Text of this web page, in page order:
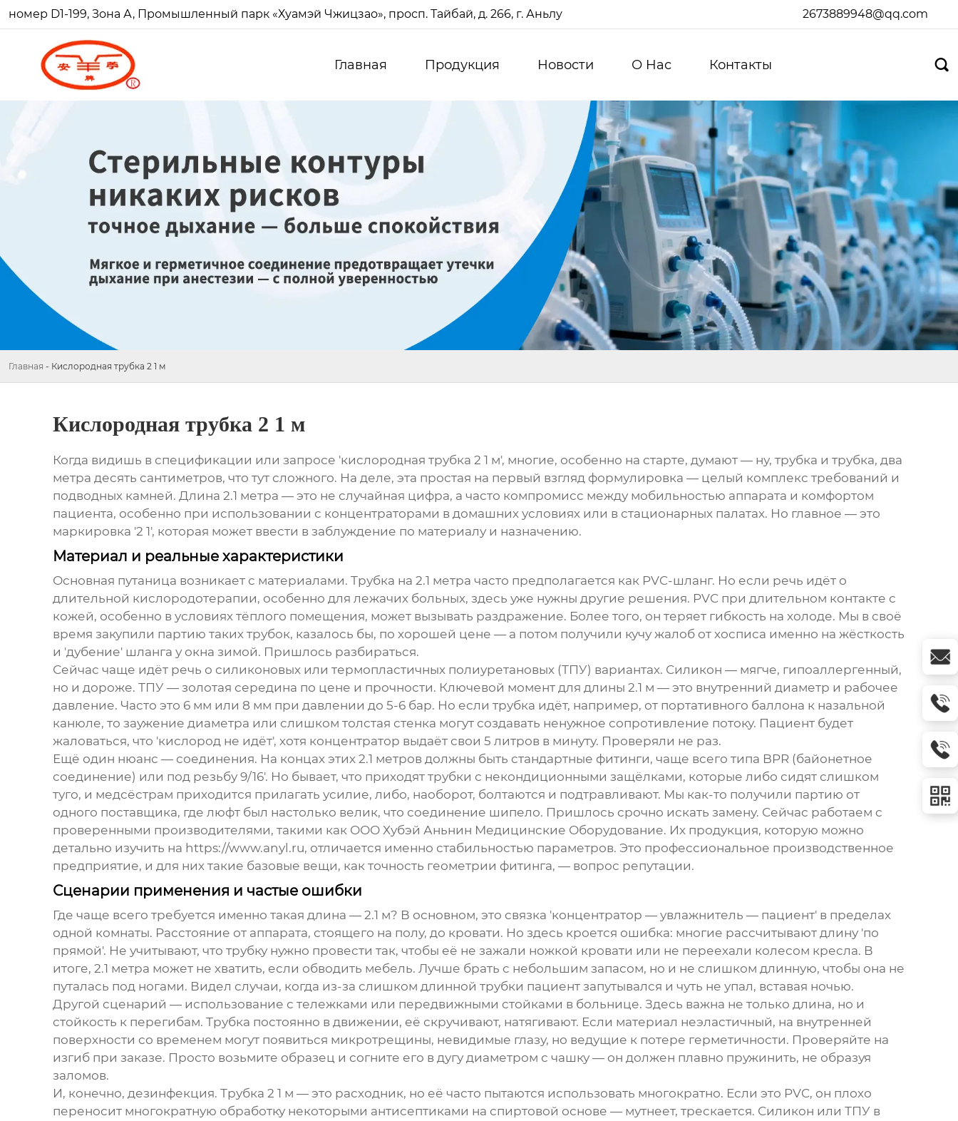
номер D1-199, Зона А, Промышленный парк «Хуамэй Чжицзао», просп. Тайбай, д. 266, г. Аньлу 2673889948@qq.com
Главная Продукция Новости О Hас Контакты 
Главная - Кислородная трубка 2 1 м
Кислородная трубка 2 1 м
Когда видишь в спецификации или запросе 'кислородная трубка 2 1 м', многие, особенно на старте, думают — ну, трубка и трубка, два
метра десять сантиметров, что тут сложного. На деле, эта простая на первый взгляд формулировка — целый комплекс требований и
подводных камней. Длина 2.1 метра — это не случайная цифра, а часто компромисс между мобильностью аппарата и комфортом
пациента, особенно при использовании с концентраторами в домашних условиях или в стационарных палатах. Но главное — это
маркировка '2 1', которая может ввести в заблуждение по материалу и назначению.
Материал и реальные характеристики
Основная путаница возникает с материалами. Трубка на 2.1 метра часто предполагается как PVC-шланг. Но если речь идёт о
длительной кислородотерапии, особенно для лежачих больных, здесь уже нужны другие решения. PVC при длительном контакте с
кожей, особенно в условиях тёплого помещения, может вызывать раздражение. Более того, он теряет гибкость на холоде. Мы в своё
время закупили партию таких трубок, казалось бы, по хорошей цене — а потом получили кучу жалоб от хосписа именно на жёсткость
и 'дубение' шланга у окна зимой. Пришлось разбираться.
Сейчас чаще идёт речь о силиконовых или термопластичных полиуретановых (ТПУ) вариантах. Силикон — мягче, гипоаллергенный,
но и дороже. ТПУ — золотая середина по цене и прочности. Ключевой момент для длины 2.1 м — это внутренний диаметр и рабочее
давление. Часто это 6 мм или 8 мм при давлении до 5-6 бар. Но если трубка идёт, например, от портативного баллона к назальной
канюле, то заужение диаметра или слишком толстая стенка могут создавать ненужное сопротивление потоку. Пациент будет
жаловаться, что 'кислород не идёт', хотя концентратор выдаёт свои 5 литров в минуту. Проверяли не раз.
Ещё один нюанс — соединения. На концах этих 2.1 метров должны быть стандартные фитинги, чаще всего типа BPR (байонетное
соединение) или под резьбу 9/16'. Но бывает, что приходят трубки с некондиционными защёлками, которые либо сидят слишком
туго, и медсёстрам приходится прилагать усилие, либо, наоборот, болтаются и подтравливают. Мы как-то получили партию от
одного поставщика, где люфт был настолько велик, что соединение шипело. Пришлось срочно искать замену. Сейчас работаем с
проверенными производителями, такими как ООО Хубэй Аньнин Медицинские Оборудование. Их продукция, которую можно
детально изучить на https://www.anyl.ru, отличается именно стабильностью параметров. Это профессиональное производственное
предприятие, и для них такие базовые вещи, как точность геометрии фитинга, — вопрос репутации.
Сценарии применения и частые ошибки
Где чаще всего требуется именно такая длина — 2.1 м? В основном, это связка 'концентратор — увлажнитель — пациент' в пределах
одной комнаты. Расстояние от аппарата, стоящего на полу, до кровати. Но здесь кроется ошибка: многие рассчитывают длину 'по
прямой'. Не учитывают, что трубку нужно провести так, чтобы её не зажали ножкой кровати или не переехали колесом кресла. В
итоге, 2.1 метра может не хватить, если обводить мебель. Лучше брать с небольшим запасом, но и не слишком длинную, чтобы она не
путалась под ногами. Видел случаи, когда из-за слишком длинной трубки пациент запутывался и чуть не упал, вставая ночью.
Другой сценарий — использование с тележками или передвижными стойками в больнице. Здесь важна не только длина, но и
стойкость к перегибам. Трубка постоянно в движении, её скручивают, натягивают. Если материал неэластичный, на внутренней
поверхности со временем могут появиться микротрещины, невидимые глазу, но ведущие к потере герметичности. Проверяйте на
изгиб при заказе. Просто возьмите образец и согните его в дугу диаметром с чашку — он должен плавно пружинить, не образуя
заломов.
И, конечно, дезинфекция. Трубка 2 1 м — это расходник, но её часто пытаются использовать многократно. Если это PVC, он плохо
переносит многократную обработку некоторыми антисептиками на спиртовой основе — мутнеет, трескается. Силикон или ТПУ в